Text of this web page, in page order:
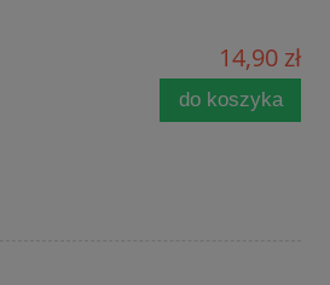
14,90 zł
do koszyka